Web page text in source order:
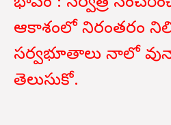
ఆకాశంలో నిరంతరం
సర్వభూతాలు నాలో
తెలుసుకో.